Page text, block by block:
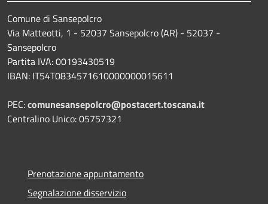
Comune di Sansepolcro
Via Matteotti, 1 - 52037 Sansepolcro (AR) - 52037 -
Sansepolcro
Partita IVA: 00193430519
IBAN: IT54T0834571610000000015611
PEC:comunesansepolcro@postacert.toscana.it
Centralino Unico: 05757321
Prenotazione appuntamento
Segnalazione disservizio